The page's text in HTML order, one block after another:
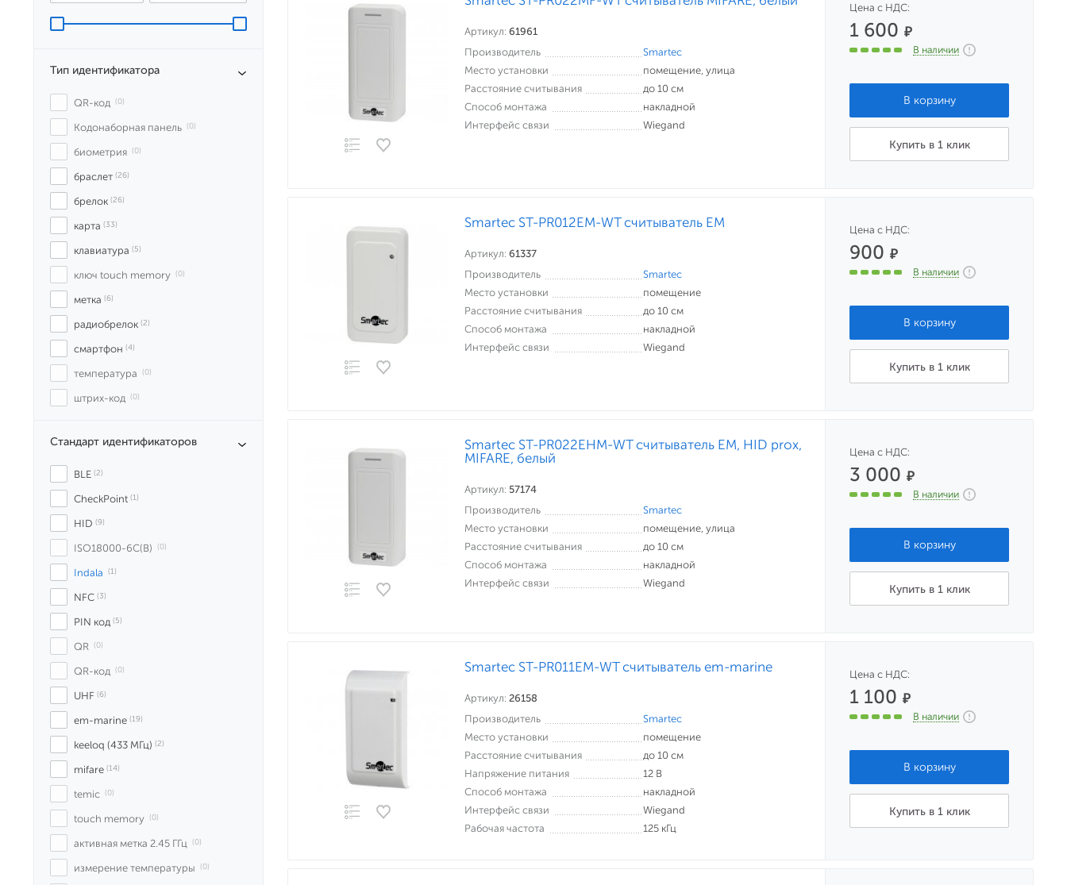
Тип идентификатора
QR-код (0)
Кодонаборная панель (0)
биометрия (0)
браслет (26)
брелок (26)
карта (33)
клавиатура (5)
ключ touch memory (0)
метка (6)
радиобрелок (2)
смартфон (4)
температура (0)
штрих-код (0)
Стандарт идентификаторов
BLE (2)
CheckPoint (1)
HID (9)
ISO18000-6C(B) (0)
Indala (1)
NFC (3)
PIN код (5)
QR (0)
QR-код (0)
UHF (6)
em-marine (19)
keeloq (433 МГц) (2)
mifare (14)
temic (0)
touch memory (0)
активная метка 2.45 ГГц (0)
измерение температуры (0)
Артикул: 61961
Производитель
Smartec
Место установки
помещение, улица
Расстояние считывания
до 10 см
Способ монтажа
накладной
Интерфейс связи
Wiegand
Цена с НДС:
1 600₽
В наличии
Купить в 1 клик
Smartec ST-PR012EM-WT считыватель EM
Артикул: 61337
Производитель
Smartec
Место установки
помещение
Расстояние считывания
до 10 см
Способ монтажа
накладной
Интерфейс связи
Wiegand
Цена с НДС:
900₽
В наличии
Купить в 1 клик
Smartec ST-PR022EHM-WT считыватель EM, HID prox,
MIFARE, белый
Артикул: 57174
Производитель
Smartec
Место установки
помещение, улица
Расстояние считывания
до 10 см
Способ монтажа
накладной
Интерфейс связи
Wiegand
Цена с НДС:
3 000₽
В наличии
Купить в 1 клик
Smartec ST-PR011EM-WT считыватель em-marine
Артикул: 26158
Производитель
Smartec
Место установки
помещение
Расстояние считывания
до 10 см
Напряжение питания
12 В
Способ монтажа
накладной
Интерфейс связи
Wiegand
Рабочая частота
125 кГц
Цена с НДС:
1 100₽
В наличии
Купить в 1 клик